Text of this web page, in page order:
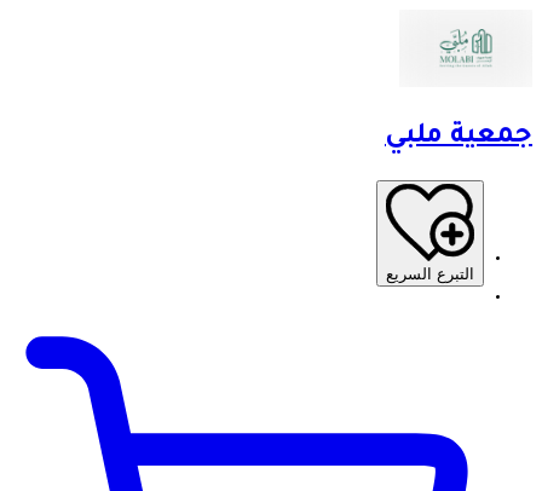
جمعية ملبي
التبرع السريع